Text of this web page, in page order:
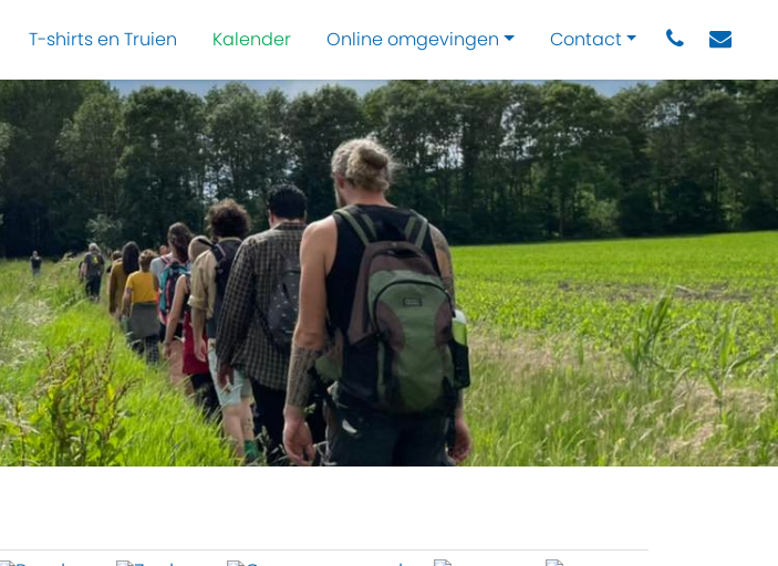
T-shirts en Truien Kalender Online omgevingen Contact